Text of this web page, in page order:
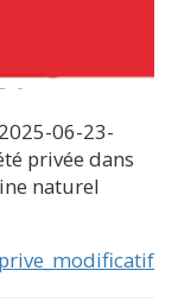
06-23-
privée dans
naturel